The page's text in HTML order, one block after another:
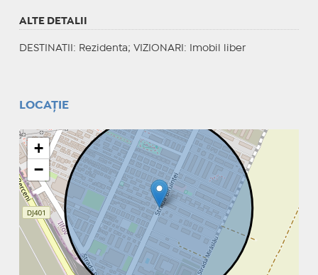
ALTE DETALII
DESTINATII : Rezidenta; VIZIONARI : Imobil liber
LOCAȚIE
+
−